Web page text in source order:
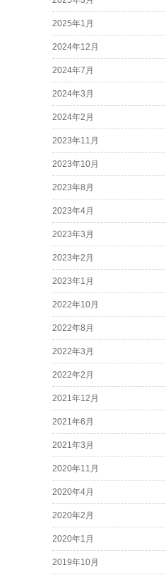
2025年1月
2024年12月
2024年7月
2024年3月
2024年2月
2023年11月
2023年10月
2023年8月
2023年4月
2023年3月
2023年2月
2023年1月
2022年10月
2022年8月
2022年3月
2022年2月
2021年12月
2021年6月
2021年3月
2020年11月
2020年4月
2020年2月
2020年1月
2019年10月